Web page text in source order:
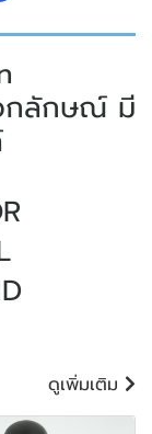
อกลักษณ์ มี
ดูเพิ่มเติม